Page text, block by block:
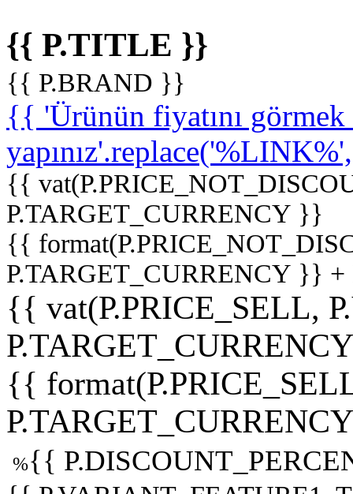
{{ P.TITLE }}
{{ P.BRAND }}
{{ 'Ürünün fiyatını
{{
P.TARGET_CURRENCY }}
{{
P.TARGET_CURRENCY }}
{{ vat(P.PRICE_SELL,
{{
%{{